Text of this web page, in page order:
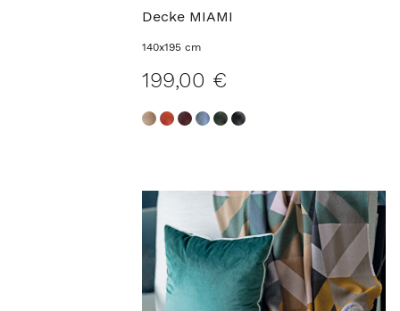
Decke MIAMI
140x195 cm
199,00 €